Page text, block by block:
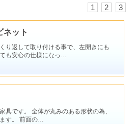
1 2 3
ット
り返して取り付ける事で、左開きにも
も安心の仕様になっ…
です。 全体が丸みのある形状の為、
す。 前面の…